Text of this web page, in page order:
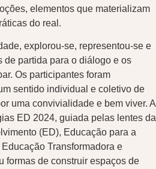
elementos que materializam
do real.
explorou-se, representou-se e
de partida para o diálogo e os
Os participantes foram
sentido individual e coletivo de
uma convivialidade e bem viver. A
ED 2024, guiada pelas lentes da
(ED), Educação para a
Transformadora e
formas de construir espaços de